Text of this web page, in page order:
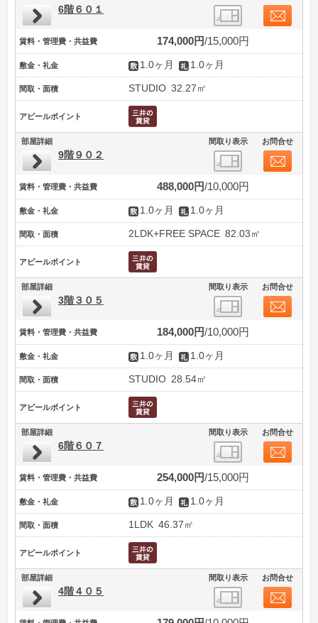
6階６０１
賃料・管理費・共益費 174,000円 15,000円
敷金・礼金 1.0ヶ月 1.0ヶ月
間取・面積 STUDIO 32.27㎡
アピールポイント
部屋詳細 間取り表示 お問合せ
9階９０２
賃料・管理費・共益費 488,000円 10,000円
敷金・礼金 1.0ヶ月 1.0ヶ月
間取・面積 2LDK+FREE SPACE 82.03㎡
アピールポイント
部屋詳細 間取り表示 お問合せ
3階３０５
賃料・管理費・共益費 184,000円 10,000円
敷金・礼金 1.0ヶ月 1.0ヶ月
間取・面積 STUDIO 28.54㎡
アピールポイント
部屋詳細 間取り表示 お問合せ
6階６０７
賃料・管理費・共益費 254,000円 15,000円
敷金・礼金 1.0ヶ月 1.0ヶ月
間取・面積 1LDK 46.37㎡
アピールポイント
部屋詳細 間取り表示 お問合せ
4階４０５